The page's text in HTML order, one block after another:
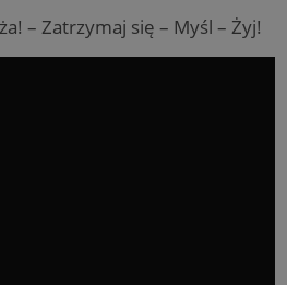
– Zatrzymaj się – Myśl – Żyj!